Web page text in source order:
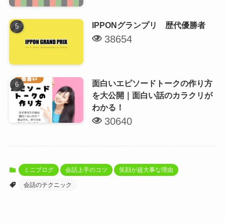
IPPONグランプリ 歴代優勝者
38654
面白いエピソードトークの作り方
を大公開｜面白い話のカラクリが
わかる！
30640
ミニブログ 会話上手のコツ 笑顔が超大事な理由
会話のテクニック